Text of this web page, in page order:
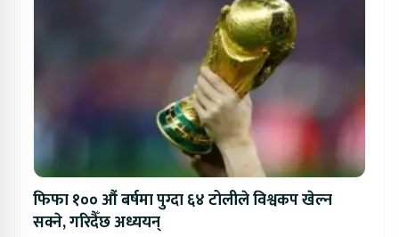
फिफा १०० औं बर्षमा पुग्दा ६४ टोलीले विश्वकप खेल्न
सक्ने, गरिदैँछ अध्ययन्